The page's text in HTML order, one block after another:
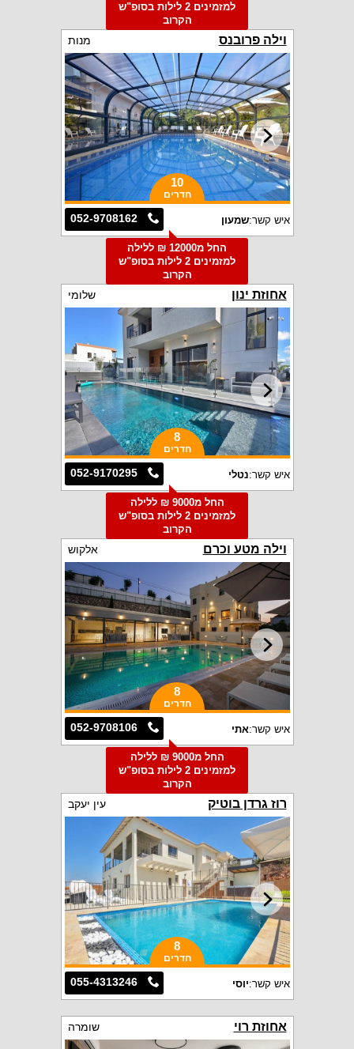
למזמינים 2 לילות בסופ"ש
הקרוב
וילה פרובנס מנות
10
חדרים
052-9708162 איש קשר:שמעון
החל מ12000 ₪ ללילה
למזמינים 2 לילות בסופ"ש
הקרוב
אחוזת ינון שלומי
8
חדרים
052-9170295 איש קשר:נטלי
החל מ9000 ₪ ללילה
למזמינים 2 לילות בסופ"ש
הקרוב
וילה מטע וכרם אלקוש
8
חדרים
052-9708106 איש קשר:אתי
החל מ9000 ₪ ללילה
למזמינים 2 לילות בסופ"ש
הקרוב
רוז גרדן בוטיק עין יעקב
8
חדרים
055-4313246 איש קשר:יוסי
אחוזת רוי שומרה